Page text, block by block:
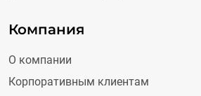
Компания
О компании
Корпоративным клиентам